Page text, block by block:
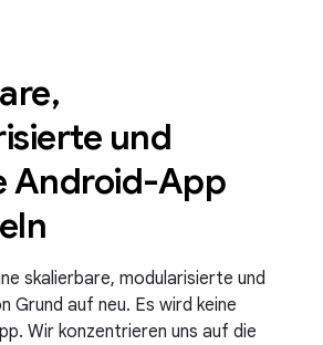
und
Android-App
skalierbare, modularisierte und
Grund auf neu. Es wird keine
Wir konzentrieren uns auf die